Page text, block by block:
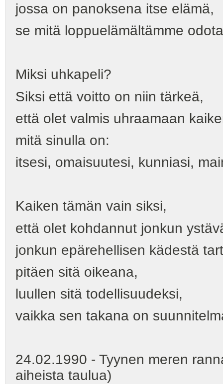
jossa on panoksena itse elämä,
se mitä loppuelämältämme
Miksi uhkapeli?
Siksi että voitto on niin tärkeä,
että olet valmis uhraamaan
mitä sinulla on:
itsesi, omaisuutesi, kunniasi,
Kaiken tämän vain siksi,
että olet kohdannut jonkun
jonkun epärehellisen kädestä
pitäen sitä oikeana,
luullen sitä todellisuudeksi,
vaikka sen takana on
24.02.1990 - Tyynen meren
aiheista taulua)